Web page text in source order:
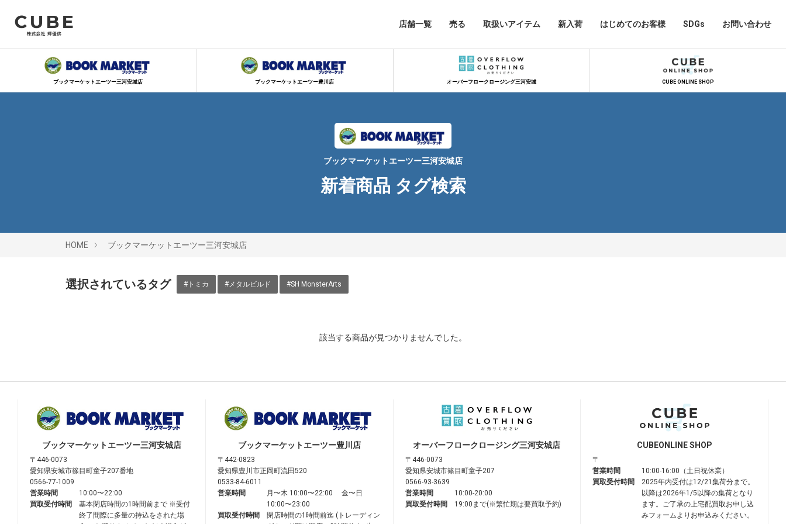
店舗一覧 売る 取扱いアイテム 新入荷 はじめてのお客様 SDGs お問い合わせ
ブックマーケットエーツー三河安城店 ブックマーケットエーツー豊川店 オーバーフロークロージング三河安城 CUBE ONLINE SHOP
ブックマーケットエーツー三河安城店
新着商品 タグ検索
HOME ブックマーケットエーツー三河安城店
選択されているタグ #トミカ #メタルビルド #SH MonsterArts
該当する商品が見つかりませんでした。
ブックマーケットエーツー三河安城店
〒446-0073
愛知県安城市篠目町童子207番地
0566-77-1009
営業時間
10:00〜22:00
買取受付時間
基本閉店時間の1時間前まで ※受付
終了間際に多量の持込をされた場
ブックマーケットエーツー豊川店
〒442-0823
愛知県豊川市正岡町流田520
0533-84-6011
営業時間
月〜木 10:00〜22:00 金〜日
10:00〜23:00
買取受付時間
閉店時間の1時間前迄 (トレーディン
オーバーフロークロージング三河安城店
〒446-0073
愛知県安城市篠目町童子207
0566-93-3639
営業時間
10:00-20:00
買取受付時間
19:00まで(※繁忙期は要買取予約)
CUBEONLINE SHOP
〒
営業時間
10:00-16:00（土日祝休業）
買取受付時間
2025年内受付は12/21集荷分まで。
以降は2026年1/5以降の集荷となり
ます。ご了承の上宅配買取お申し込
みフォームよりお申込みください。